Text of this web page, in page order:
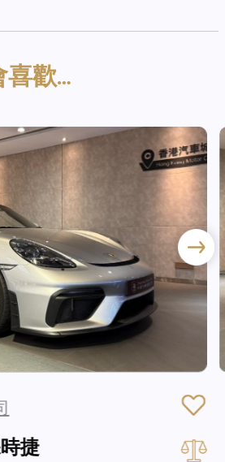
喜歡…
捷